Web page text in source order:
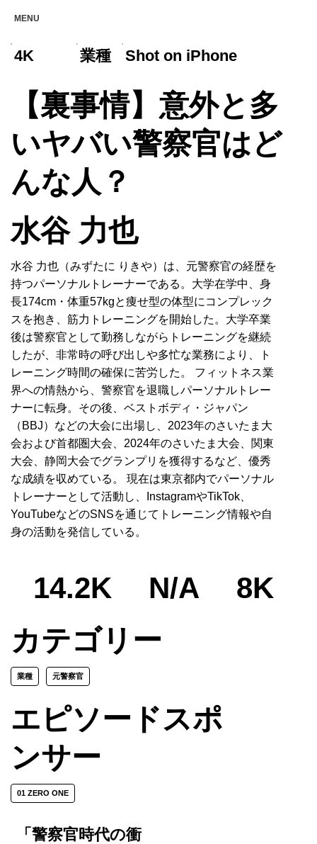
MENU
4K 業種 Shot on iPhone
「警察官時代の衝
14.2K N/A
8K
カテゴリー
業種 元警察官
エピソードスポ
ンサー
01 ZERO ONE
水谷 力也
水谷 力也（みずたに りきや）は、元警察官の経歴を
持つパーソナルトレーナーである。大学在学中、身
長174cm・体重57kgと痩せ型の体型にコンプレック
スを抱き、筋力トレーニングを開始した。大学卒業
後は警察官として勤務しながらトレーニングを継続
したが、非常時の呼び出しや多忙な業務により、ト
レーニング時間の確保に苦労した。 フィットネス業
界への情熱から、警察官を退職しパーソナルトレー
ナーに転身。その後、ベストボディ・ジャパン
（BBJ）などの大会に出場し、2023年のさいたま大
会および首都圏大会、2024年のさいたま大会、関東
大会、静岡大会でグランプリを獲得するなど、優秀
な成績を収めている。 現在は東京都内でパーソナル
トレーナーとして活動し、InstagramやTikTok、
YouTubeなどのSNSを通じてトレーニング情報や自
身の活動を発信している。
【裏事情】意外と多
いヤバい警察官はど
んな人？